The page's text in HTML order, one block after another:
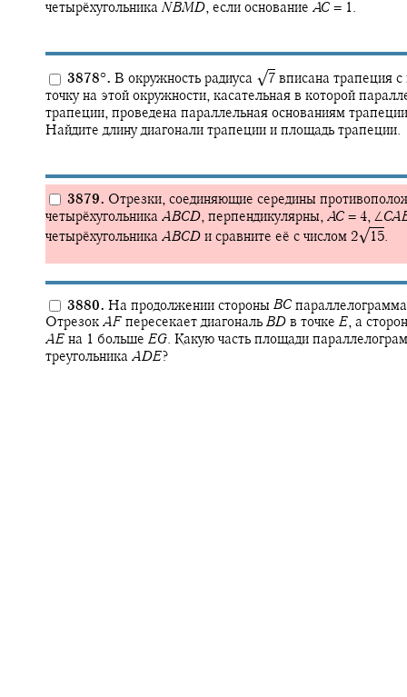
четырёхугольника NBMD, если основание AC = 1.
3878°. В окружность радиуса √7 вписана трапеция
точку на этой окружности, касательная в которой
трапеции, проведена параллельная основаниям
Найдите длину диагонали трапеции и площадь трапеции.
3879. Отрезки, соединяющие середины
четырёхугольника ABCD, перпендикулярны, AC = 4, ∠CA
четырёхугольника ABCD и сравните её с числом 2‍√15.
3880. На продолжении стороны BC
Отрезок AF пересекает диагональ BD в точке E, а
AE на 1 больше EG. Какую часть площади
треугольника ADE?